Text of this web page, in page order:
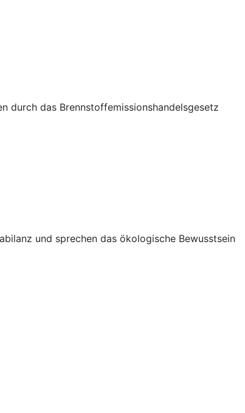
durch das Brennstoffemissionshandelsgesetz
und sprechen das ökologische Bewusstsein